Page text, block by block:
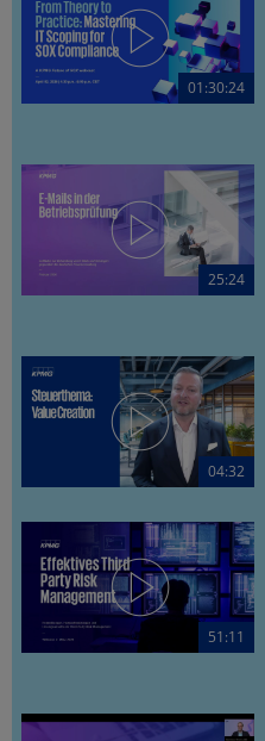
01:30:24
25:24
04:32
51:11